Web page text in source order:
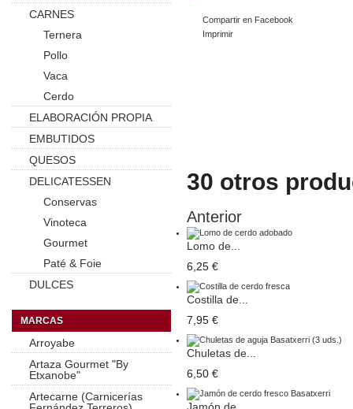
CARNES
Ternera
Pollo
Vaca
Cerdo
ELABORACIÓN PROPIA
EMBUTIDOS
QUESOS
DELICATESSEN
Conservas
Vinoteca
Gourmet
Paté & Foie
DULCES
MARCAS
Arroyabe
Artaza Gourmet "By
Etxanobe"
Artecarne (Carnicerías
Compartir en Facebook
Imprimir
30 otros
Anterior
Lomo de...
6,25 €
Costilla de...
7,95 €
Chuletas de...
6,50 €